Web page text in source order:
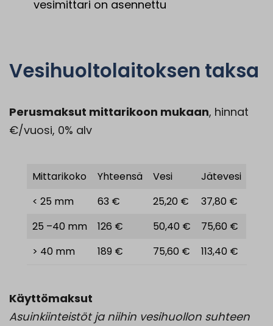
vesimittari on asennettu
Vesihuoltolaitoksen taksa
Perusmaksut mittarikoon mukaan, hinnat
€/vuosi, 0% alv
Mittarikoko Yhteensä Vesi
Jätevesi
< 25 mm
63 € 25,20 €
37,80 €
25 –40 mm
126 € 50,40 €
75,60 €
> 40 mm
189 € 75,60 € 113,40 €
Käyttömaksut
Asuinkiinteistöt ja niihin vesihuollon suhteen